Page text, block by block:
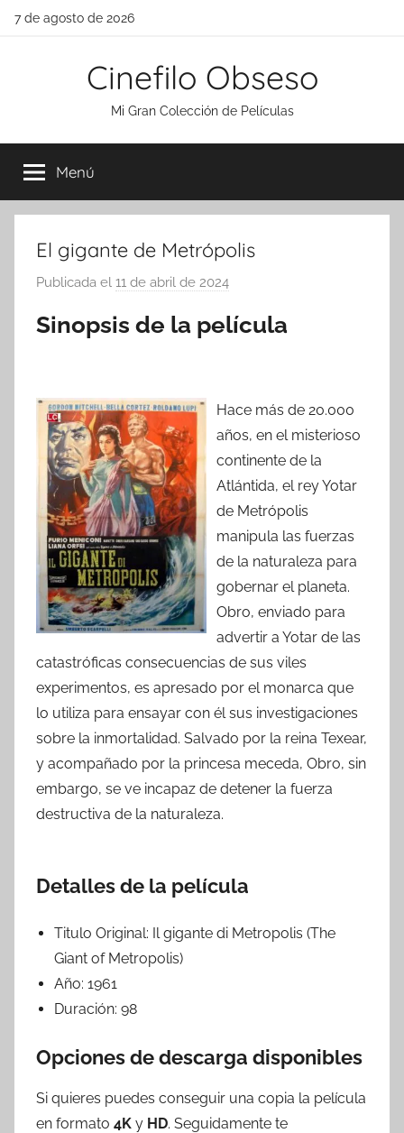
Saltar
7 de agosto de 2026
Cinefilo Obseso
Mi Gran Colección de Películas
Menú
El gigante de Metrópolis
Publicada el 11 de abril de 2024
r
Sinopsis de la película
Hace más de 20.000
años, en el misterioso
continente de la
Atlántida, el rey Yotar
de Metrópolis
manipula las fuerzas
de la naturaleza para
gobernar el planeta.
Obro, enviado para
advertir a Yotar de las
catastróficas consecuencias de sus viles
experimentos, es apresado por el monarca que
lo utiliza para ensayar con él sus investigaciones
sobre la inmortalidad. Salvado por la reina Texear,
y acompañado por la princesa meceda, Obro, sin
embargo, se ve incapaz de detener la fuerza
destructiva de la naturaleza.
Detalles de la película
Titulo Original: Il gigante di Metropolis (The
Giant of Metropolis)
Año: 1961
Duración: 98
Opciones de descarga disponibles
Si quieres puedes conseguir una copia la película
en formato 4K y HD. Seguidamente te